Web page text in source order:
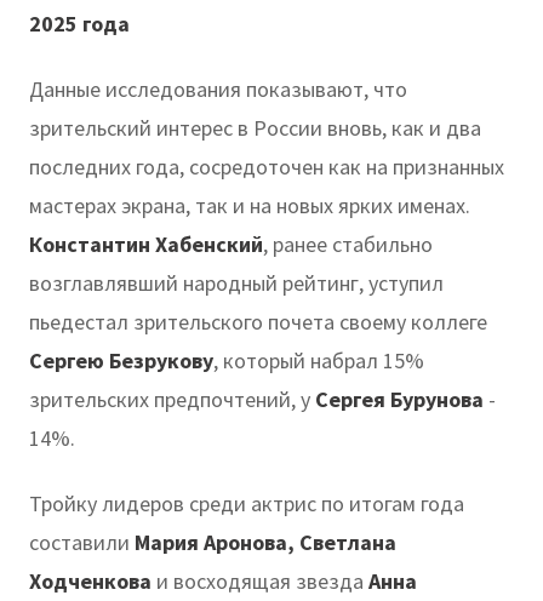
2025 года
Данные исследования показывают, что
зрительский интерес в России вновь, как и два
последних года, сосредоточен как на признанных
мастерах экрана, так и на новых ярких именах.
Константин Хабенский, ранее стабильно
возглавлявший народный рейтинг, уступил
пьедестал зрительского почета своему коллеге
Сергею Безрукову, который набрал 15%
зрительских предпочтений, у Сергея Бурунова -
14%.
Тройку лидеров среди актрис по итогам года
составили Мария Аронова, Светлана
Ходченкова и восходящая звезда Анна